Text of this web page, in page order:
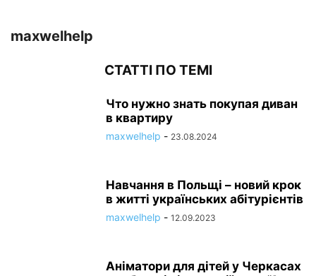
maxwelhelp
СТАТТІ ПО ТЕМІ
Что нужно знать покупая диван
в квартиру
maxwelhelp - 23.08.2024
Навчання в Польщі – новий крок
в житті українських абітурієнтів
maxwelhelp - 12.09.2023
Аніматори для дітей у Черкасах